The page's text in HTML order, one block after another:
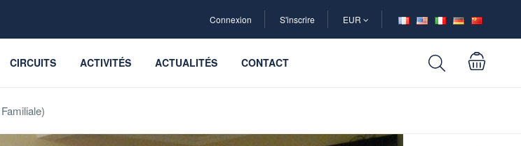
Connexion S'inscrire EUR
CIRCUITS ACTIVITÉS ACTUALITÉS CONTACT